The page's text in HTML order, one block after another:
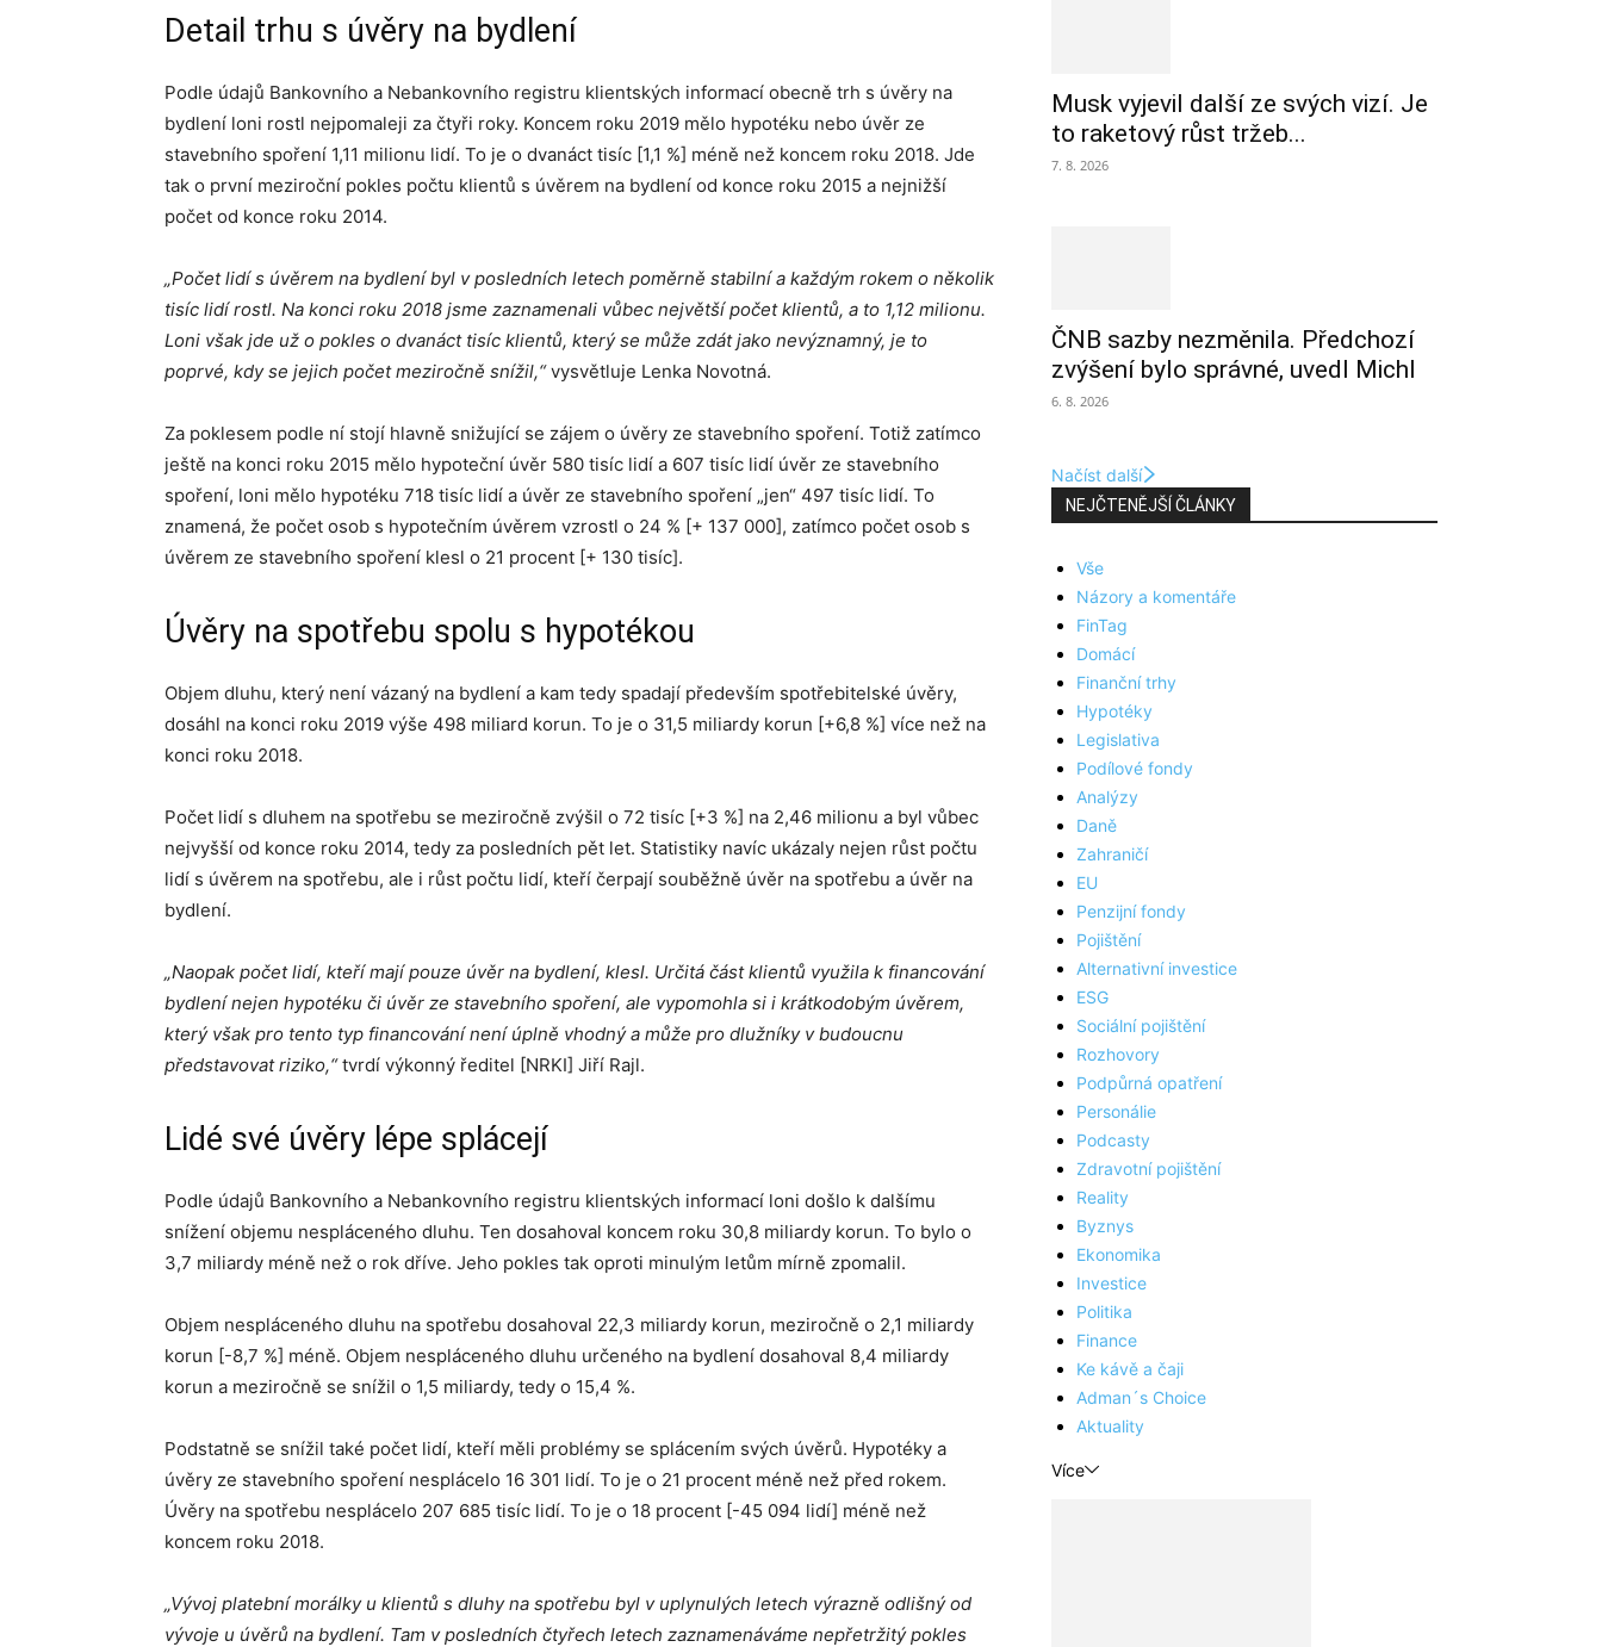
Detail trhu s úvěry na bydlení
Podle údajů Bankovního a Nebankovního registru klientských informací obecně trh s úvěry na
bydlení loni rostl nejpomaleji za čtyři roky. Koncem roku 2019 mělo hypotéku nebo úvěr ze
stavebního spoření 1,11 milionu lidí. To je o dvanáct tisíc [1,1 %] méně než koncem roku 2018. Jde
tak o první meziroční pokles počtu klientů s úvěrem na bydlení od konce roku 2015 a nejnižší
počet od konce roku 2014.
„Počet lidí s úvěrem na bydlení byl v posledních letech poměrně stabilní a každým rokem o několik
tisíc lidí rostl. Na konci roku 2018 jsme zaznamenali vůbec největší počet klientů, a to 1,12 milionu.
Loni však jde už o pokles o dvanáct tisíc klientů, který se může zdát jako nevýznamný, je to
poprvé, kdy se jejich počet meziročně snížil,“vysvětluje Lenka Novotná.
Za poklesem podle ní stojí hlavně snižující se zájem o úvěry ze stavebního spoření. Totiž zatímco
ještě na konci roku 2015 mělo hypoteční úvěr 580 tisíc lidí a 607 tisíc lidí úvěr ze stavebního
spoření, loni mělo hypotéku 718 tisíc lidí a úvěr ze stavebního spoření „jen“ 497 tisíc lidí. To
znamená, že počet osob s hypotečním úvěrem vzrostl o 24 % [+ 137 000], zatímco počet osob s
úvěrem ze stavebního spoření klesl o 21 procent [+ 130 tisíc].
Úvěry na spotřebu spolu s hypotékou
Objem dluhu, který není vázaný na bydlení a kam tedy spadají především spotřebitelské úvěry,
dosáhl na konci roku 2019 výše 498 miliard korun. To je o 31,5 miliardy korun [+6,8 %] více než na
konci roku 2018.
Počet lidí s dluhem na spotřebu se meziročně zvýšil o 72 tisíc [+3 %] na 2,46 milionu a byl vůbec
nejvyšší od konce roku 2014, tedy za posledních pět let. Statistiky navíc ukázaly nejen růst počtu
lidí s úvěrem na spotřebu, ale i růst počtu lidí, kteří čerpají souběžně úvěr na spotřebu a úvěr na
bydlení.
„Naopak počet lidí, kteří mají pouze úvěr na bydlení, klesl. Určitá část klientů využila k financování
bydlení nejen hypotéku či úvěr ze stavebního spoření, ale vypomohla si i krátkodobým úvěrem,
který však pro tento typ financování není úplně vhodný a může pro dlužníky v budoucnu
představovat riziko,“tvrdí výkonný ředitel [NRKI] Jiří Rajl.
Lidé své úvěry lépe splácejí
Podle údajů Bankovního a Nebankovního registru klientských informací loni došlo k dalšímu
snížení objemu nespláceného dluhu. Ten dosahoval koncem roku 30,8 miliardy korun. To bylo o
3,7 miliardy méně než o rok dříve. Jeho pokles tak oproti minulým letům mírně zpomalil.
Objem nespláceného dluhu na spotřebu dosahoval 22,3 miliardy korun, meziročně o 2,1 miliardy
korun [-8,7 %] méně. Objem nespláceného dluhu určeného na bydlení dosahoval 8,4 miliardy
korun a meziročně se snížil o 1,5 miliardy, tedy o 15,4 %.
Podstatně se snížil také počet lidí, kteří měli problémy se splácením svých úvěrů. Hypotéky a
úvěry ze stavebního spoření nesplácelo 16 301 lidí. To je o 21 procent méně než před rokem.
Úvěry na spotřebu nesplácelo 207 685 tisíc lidí. To je o 18 procent [-45 094 lidí] méně než
koncem roku 2018.
„Vývoj platební morálky u klientů s dluhy na spotřebu byl v uplynulých letech výrazně odlišný od
vývoje u úvěrů na bydlení. Tam v posledních čtyřech letech zaznamenáváme nepřetržitý pokles
Musk vyjevil další ze svých vizí. Je
to raketový růst tržeb...
7. 8. 2026
ČNB sazby nezměnila. Předchozí
zvýšení bylo správné, uvedl Michl
6. 8. 2026
Načíst další
NEJČTENĚJŠÍ ČLÁNKY
Vše
Názory a komentáře
FinTag
Domácí
Finanční trhy
Hypotéky
Legislativa
Podílové fondy
Analýzy
Daně
Zahraničí
EU
Penzijní fondy
Pojištění
Alternativní investice
ESG
Sociální pojištění
Rozhovory
Podpůrná opatření
Personálie
Podcasty
Zdravotní pojištění
Reality
Byznys
Ekonomika
Investice
Politika
Finance
Ke kávě a čaji
Adman´s Choice
Aktuality
Více